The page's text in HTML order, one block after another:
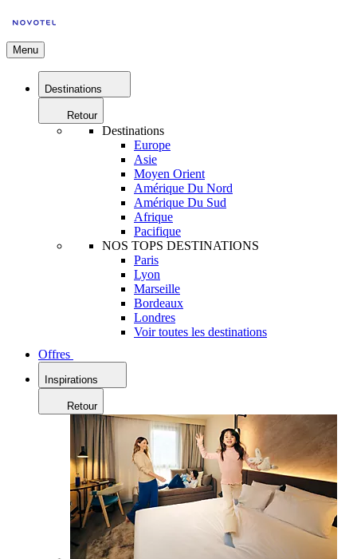
Menu
Destinations
Retour
Destinations
Europe
Asie
Moyen Orient
Amérique Du Nord
Amérique Du Sud
Afrique
Pacifique
NOS TOPS DESTINATIONS
Paris
Lyon
Marseille
Bordeaux
Londres
Voir toutes les destinations
Offres
Inspirations
Retour